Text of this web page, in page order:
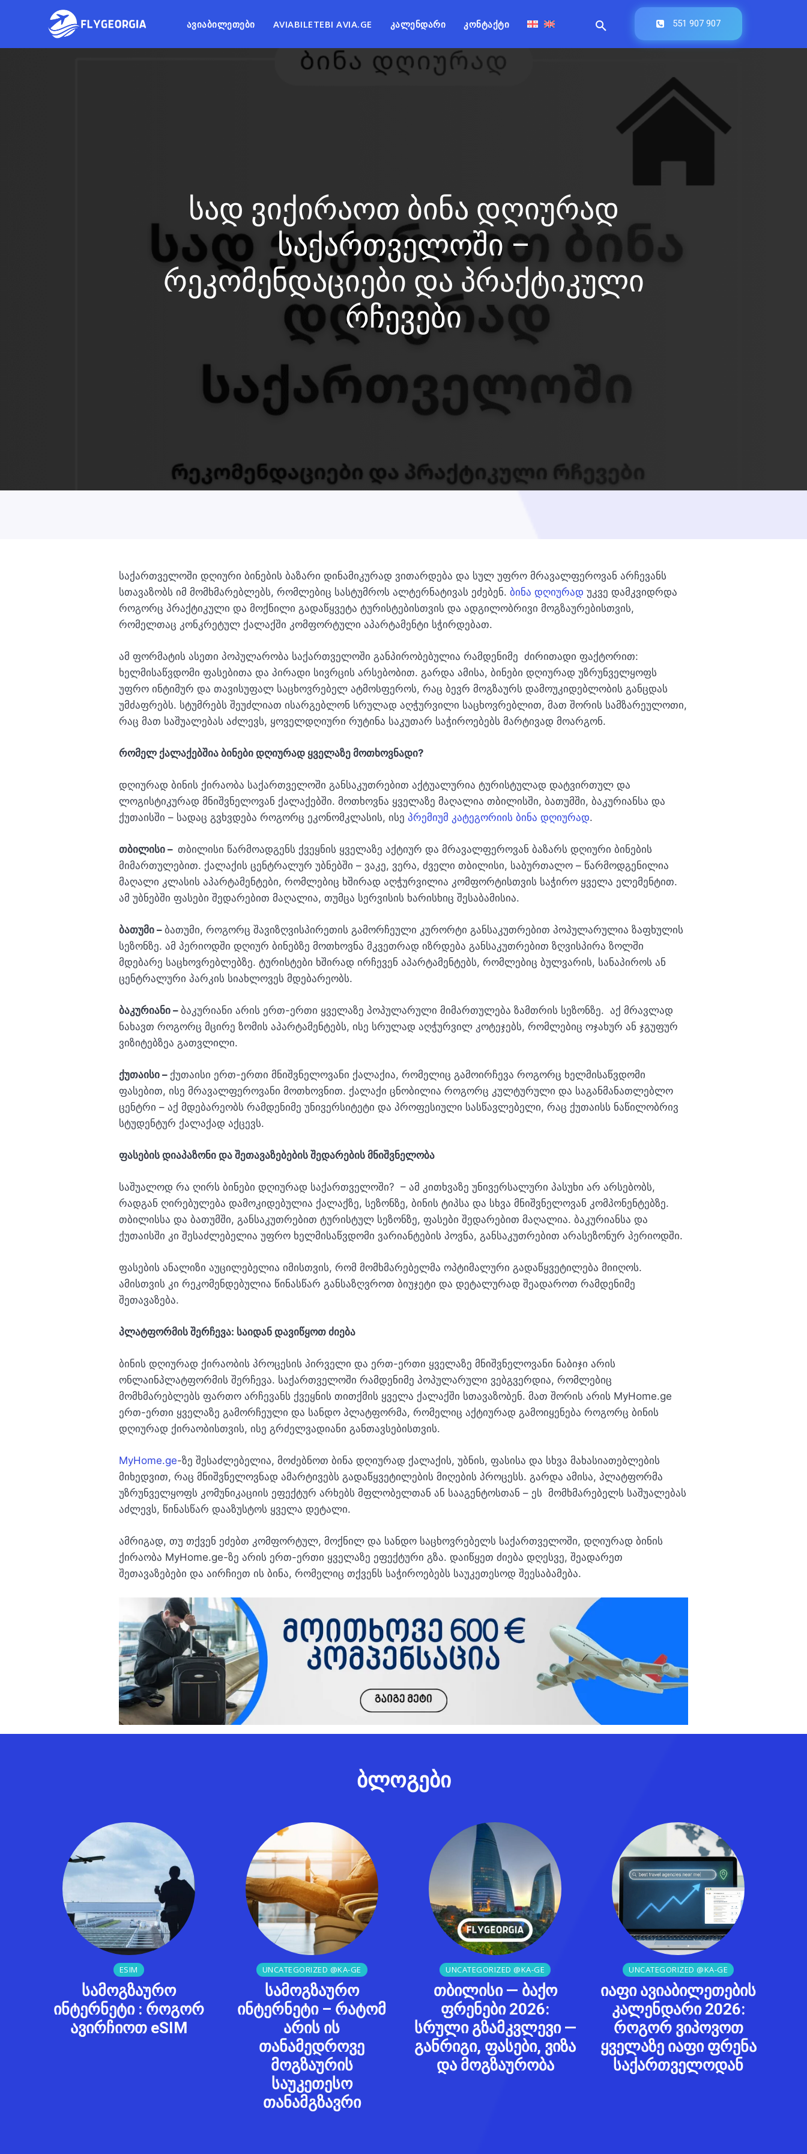
ᲐᲕᲘᲐᲑᲘᲚᲔᲗᲔᲑᲘ AVIABILETEBI AVIA.GE ᲙᲐᲚᲔᲜᲓᲐᲠᲘ ᲙᲝᲜᲢᲐᲥᲢᲘ 551 907 907
სად ვიქირაოთ ბინა დღიურად
საქართველოში –
რეკომენდაციები და პრაქტიკული
რჩევები
საქართველოში დღიური ბინების ბაზარი დინამიკურად ვითარდება და სულ უფრო მრავალფეროვან არჩევანს
სთავაზობს იმ მომხმარებლებს, რომლებიც სასტუმროს ალტერნატივას ეძებენ. ბინა დღიურად უკვე დამკვიდრდა
როგორც პრაქტიკული და მოქნილი გადაწყვეტა ტურისტებისთვის და ადგილობრივი მოგზაურებისთვის,
რომელთაც კონკრეტულ ქალაქში კომფორტული აპარტამენტი სჭირდებათ.
ამ ფორმატის ასეთი პოპულარობა საქართველოში განპირობებულია რამდენიმე ძირითადი ფაქტორით:
ხელმისაწვდომი ფასებითა და პირადი სივრცის არსებობით. გარდა ამისა, ბინები დღიურად უზრუნველყოფს
უფრო ინტიმურ და თავისუფალ საცხოვრებელ ატმოსფეროს, რაც ბევრ მოგზაურს დამოუკიდებლობის განცდას
უმძაფრებს. სტუმრებს შეუძლიათ ისარგებლონ სრულად აღჭურვილი საცხოვრებლით, მათ შორის სამზარეულოთი,
რაც მათ საშუალებას აძლევს, ყოველდღიური რუტინა საკუთარ საჭიროებებს მარტივად მოარგონ.
რომელ ქალაქებშია ბინები დღიურად ყველაზე მოთხოვნადი?
დღიურად ბინის ქირაობა საქართველოში განსაკუთრებით აქტუალურია ტურისტულად დატვირთულ და
ლოგისტიკურად მნიშვნელოვან ქალაქებში. მოთხოვნა ყველაზე მაღალია თბილისში, ბათუმში, ბაკურიანსა და
ქუთაისში – სადაც გვხვდება როგორც ეკონომკლასის, ისე პრემიუმ კატეგორიის ბინა დღიურად.
თბილისი – თბილისი წარმოადგენს ქვეყნის ყველაზე აქტიურ და მრავალფეროვან ბაზარს დღიური ბინების
მიმართულებით. ქალაქის ცენტრალურ უბნებში – ვაკე, ვერა, ძველი თბილისი, საბურთალო – წარმოდგენილია
მაღალი კლასის აპარტამენტები, რომლებიც ხშირად აღჭურვილია კომფორტისთვის საჭირო ყველა ელემენტით.
ამ უბნებში ფასები შედარებით მაღალია, თუმცა სერვისის ხარისხიც შესაბამისია.
ბათუმი – ბათუმი, როგორც შავიზღვისპირეთის გამორჩეული კურორტი განსაკუთრებით პოპულარულია ზაფხულის
სეზონზე. ამ პერიოდში დღიურ ბინებზე მოთხოვნა მკვეთრად იზრდება განსაკუთრებით ზღვისპირა ზოლში
მდებარე საცხოვრებლებზე. ტურისტები ხშირად ირჩევენ აპარტამენტებს, რომლებიც ბულვარის, სანაპიროს ან
ცენტრალური პარკის სიახლოვეს მდებარეობს.
ბაკურიანი – ბაკურიანი არის ერთ-ერთი ყველაზე პოპულარული მიმართულება ზამთრის სეზონზე. აქ მრავლად
ნახავთ როგორც მცირე ზომის აპარტამენტებს, ისე სრულად აღჭურვილ კოტეჯებს, რომლებიც ოჯახურ ან ჯგუფურ
ვიზიტებზეა გათვლილი.
ქუთაისი – ქუთაისი ერთ-ერთი მნიშვნელოვანი ქალაქია, რომელიც გამოირჩევა როგორც ხელმისაწვდომი
ფასებით, ისე მრავალფეროვანი მოთხოვნით. ქალაქი ცნობილია როგორც კულტურული და საგანმანათლებლო
ცენტრი – აქ მდებარეობს რამდენიმე უნივერსიტეტი და პროფესიული სასწავლებელი, რაც ქუთაისს ნაწილობრივ
სტუდენტურ ქალაქად აქცევს.
ფასების დიაპაზონი და შეთავაზებების შედარების მნიშვნელობა
საშუალოდ რა ღირს ბინები დღიურად საქართველოში? – ამ კითხვაზე უნივერსალური პასუხი არ არსებობს,
რადგან ღირებულება დამოკიდებულია ქალაქზე, სეზონზე, ბინის ტიპსა და სხვა მნიშვნელოვან კომპონენტებზე.
თბილისსა და ბათუმში, განსაკუთრებით ტურისტულ სეზონზე, ფასები შედარებით მაღალია. ბაკურიანსა და
ქუთაისში კი შესაძლებელია უფრო ხელმისაწვდომი ვარიანტების პოვნა, განსაკუთრებით არასეზონურ პერიოდში.
ფასების ანალიზი აუცილებელია იმისთვის, რომ მომხმარებელმა ოპტიმალური გადაწყვეტილება მიიღოს.
ამისთვის კი რეკომენდებულია წინასწარ განსაზღვროთ ბიუჯეტი და დეტალურად შეადაროთ რამდენიმე
შეთავაზება.
პლატფორმის შერჩევა: საიდან დავიწყოთ ძიება
ბინის დღიურად ქირაობის პროცესის პირველი და ერთ-ერთი ყველაზე მნიშვნელოვანი ნაბიჯი არის
ონლაინპლატფორმის შერჩევა. საქართველოში რამდენიმე პოპულარული ვებგვერდია, რომლებიც
მომხმარებლებს ფართო არჩევანს ქვეყნის თითქმის ყველა ქალაქში სთავაზობენ. მათ შორის არის MyHome.ge
ერთ-ერთი ყველაზე გამორჩეული და სანდო პლატფორმა, რომელიც აქტიურად გამოიყენება როგორც ბინის
დღიურად ქირაობისთვის, ისე გრძელვადიანი განთავსებისთვის.
MyHome.ge-ზე შესაძლებელია, მოძებნოთ ბინა დღიურად ქალაქის, უბნის, ფასისა და სხვა მახასიათებლების
მიხედვით, რაც მნიშვნელოვნად ამარტივებს გადაწყვეტილების მიღების პროცესს. გარდა ამისა, პლატფორმა
უზრუნველყოფს კომუნიკაციის ეფექტურ არხებს მფლობელთან ან სააგენტოსთან – ეს მომხმარებელს საშუალებას
აძლევს, წინასწარ დააზუსტოს ყველა დეტალი.
ამრიგად, თუ თქვენ ეძებთ კომფორტულ, მოქნილ და სანდო საცხოვრებელს საქართველოში, დღიურად ბინის
ქირაობა MyHome.ge-ზე არის ერთ-ერთი ყველაზე ეფექტური გზა. დაიწყეთ ძიება დღესვე, შეადარეთ
შეთავაზებები და აირჩიეთ ის ბინა, რომელიც თქვენს საჭიროებებს საუკეთესოდ შეესაბამება.
ბლოგები
ESIM
სამოგზაურო
ინტერნეტი : როგორ
ავირჩიოთ eSIM
UNCATEGORIZED @KA-GE
სამოგზაურო
ინტერნეტი – რატომ
არის ის
თანამედროვე
მოგზაურის
საუკეთესო
თანამგზავრი
UNCATEGORIZED @KA-GE
თბილისი — ბაქო
ფრენები 2026:
სრული გზამკვლევი —
განრიგი, ფასები, ვიზა
და მოგზაურობა
UNCATEGORIZED @KA-GE
იაფი ავიაბილეთების
კალენდარი 2026:
როგორ ვიპოვოთ
ყველაზე იაფი ფრენა
საქართველოდან